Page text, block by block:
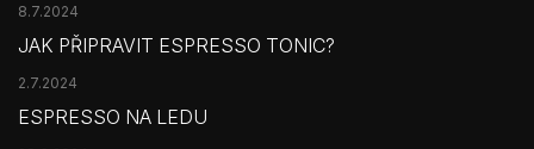
8.7.2024
JAK PŘIPRAVIT ESPRESSO TONIC?
2.7.2024
ESPRESSO NA LEDU